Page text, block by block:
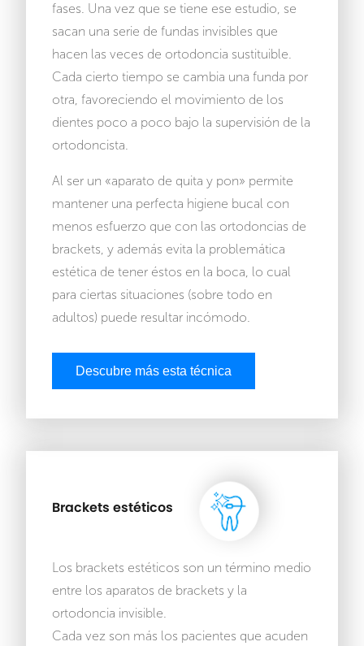
fases. Una vez que se tiene ese estudio, se
sacan una serie de fundas invisibles que
hacen las veces de ortodoncia sustituible.
Cada cierto tiempo se cambia una funda por
otra, favoreciendo el movimiento de los
dientes poco a poco bajo la supervisión de la
ortodoncista.
Al ser un «aparato de quita y pon» permite
mantener una perfecta higiene bucal con
menos esfuerzo que con las ortodoncias de
brackets, y además evita la problemática
estética de tener éstos en la boca, lo cual
para ciertas situaciones (sobre todo en
adultos) puede resultar incómodo.
Descubre más esta técnica
Brackets estéticos
Los brackets estéticos son un término medio
entre los aparatos de brackets y la
ortodoncia invisible.
Cada vez son más los pacientes que acuden